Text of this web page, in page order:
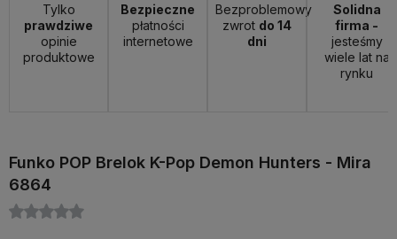
Tylko
prawdziwe
opinie
produktowe
Bezpieczne
płatności
internetowe
Bezproblemowy
zwrot do 14
dni
Solidna
firma -
jesteśmy
wiele lat na
rynku
Funko POP Brelok K-Pop Demon Hunters - Mira
6864